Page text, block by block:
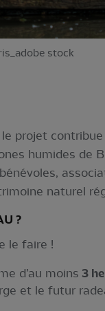
stock
projet contribue
humides de
naturel
?
le faire !
d’au moins 3
et le futur